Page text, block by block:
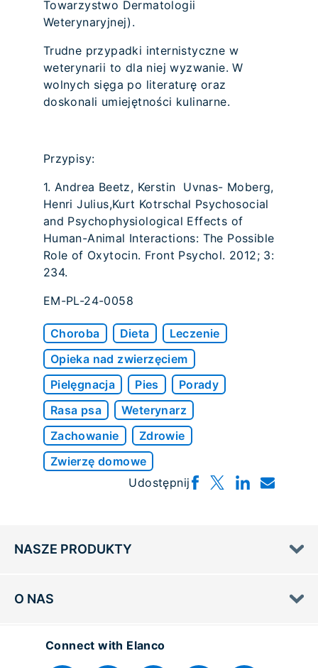
Towarzystwo Dermatologii
Weterynaryjnej).
Trudne przypadki internistyczne w
weterynarii to dla niej wyzwanie. W
wolnych sięga po literaturę oraz
doskonali umiejętności kulinarne.
Przypisy:
1. Andrea Beetz, Kerstin Uvnas- Moberg,
Henri Julius,Kurt Kotrschal Psychosocial
and Psychophysiological Effects of
Human-Animal Interactions: The Possible
Role of Oxytocin. Front Psychol. 2012; 3:
234.
EM-PL-24-0058
Choroba Dieta
Leczenie
Opieka nad zwierzęciem
Pielęgnacja
Pies
Porady
Rasa psa
Weterynarz
Zachowanie
Zdrowie
Zwierzę domowe
Udostępnij
NASZE PRODUKTY
O NAS
Connect with Elanco